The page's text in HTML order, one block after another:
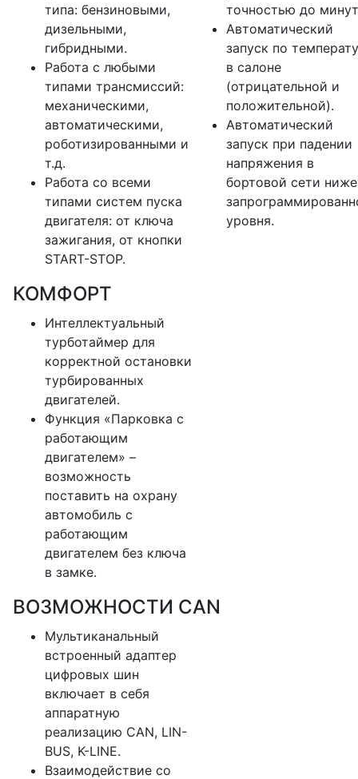
типа: бензиновыми,
дизельными,
гибридными.
Работа с любыми
типами трансмиссий:
механическими,
автоматическими,
роботизированными и
т.д.
Работа со всеми
типами систем пуска
двигателя: от ключа
зажигания, от кнопки
START-STOP.
точностью до
Автоматический
запуск по
в салоне
(отрицательной и
положительной).
Автоматический
запуск при падении
напряжения в
бортовой сети ниже
уровня.
КОМФОРТ
Интеллектуальный
турботаймер для
корректной остановки
турбированных
двигателей.
Функция «Парковка с
работающим
двигателем» –
возможность
поставить на охрану
автомобиль с
работающим
двигателем без ключа
в замке.
ВОЗМОЖНОСТИ CAN
Мультиканальный
встроенный адаптер
цифровых шин
включает в себя
аппаратную
реализацию CAN, LIN-
BUS, K-LINE.
Взаимодействие со